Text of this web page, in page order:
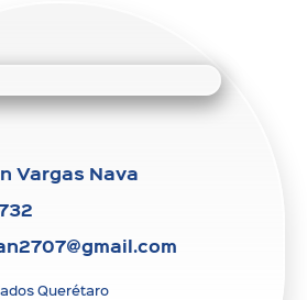
Vargas Nava
Querétaro